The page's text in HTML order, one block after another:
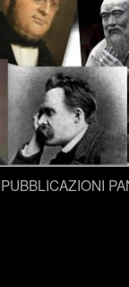
PUBBLICAZIONI